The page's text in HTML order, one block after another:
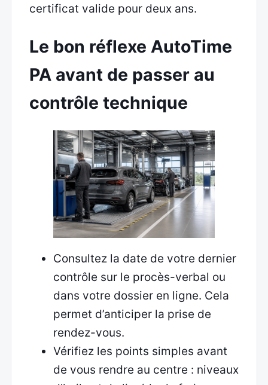
certificat valide pour deux ans.
Le bon réflexe AutoTime
PA avant de passer au
contrôle technique
Consultez la date de votre dernier
contrôle sur le procès-verbal ou
dans votre dossier en ligne. Cela
permet d’anticiper la prise de
rendez-vous.
Vérifiez les points simples avant
de vous rendre au centre : niveaux